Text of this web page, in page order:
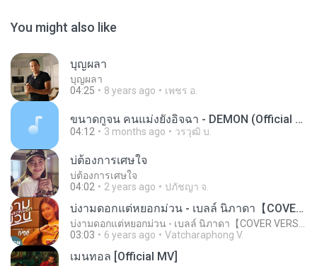
You might also like
บุญผลา
บุญผลา
04:25
8 years ago เพชร อ.
ขนาดกูจน คนแม่งยังอิจฉา - DEMON (Official AudioMV)(mp3j.cc).mp3
04:12 3 months ago วรวุฒิ บ.
บ่ต้องการเศษใจ
บ่ต้องการเศษใจ
04:02
2 years ago ปภัชญา จ.
บ่งามดอกแต่หยอกม่วน - เบลล์ นิภาดา【COVER VERSION】
03:03
6 years ago Vatcharaphong V.
เมนทอล [Official MV]